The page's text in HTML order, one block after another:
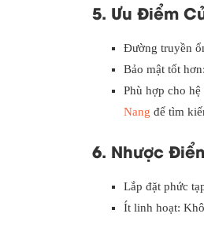
5. Ưu Điểm
Đường truyền
Bảo mật tốt
Phù hợp cho
Nang để tìm
6. Nhược
Lắp đặt phức
Ít linh hoạt: